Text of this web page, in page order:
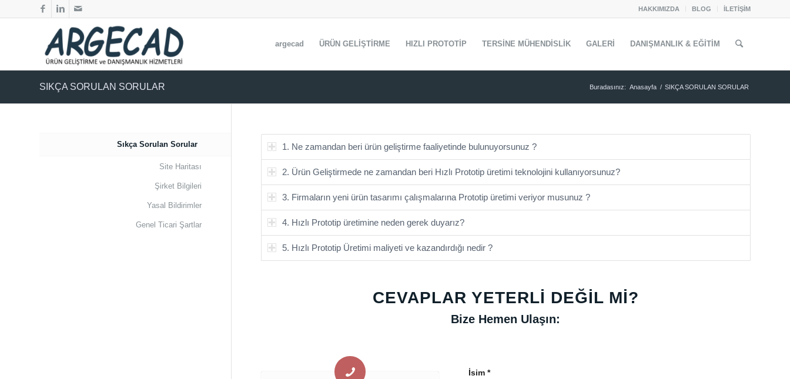
HAKKIMIZDA BLOG İLETİŞİM
argecad ÜRÜN GELİŞTİRME HIZLI PROTOTİP TERSİNE MÜHENDİSLİK GALERİ DANIŞMANLIK & EĞİTİM
SIKÇA SORULAN SORULAR Buradasınız: Anasayfa / SIKÇA SORULAN SORULAR
1. Ne zamandan beri ürün geliştirme faaliyetinde bulunuyorsunuz ?
2. Ürün Geliştirmede ne zamandan beri Hızlı Prototip üretimi teknolojini kullanıyorsunuz?
3. Firmaların yeni ürün tasarımı çalışmalarına Prototip üretimi veriyor musunuz ?
4. Hızlı Prototip üretimine neden gerek duyarız?
5. Hızlı Prototip Üretimi maliyeti ve kazandırdığı nedir ?
CEVAPLAR YETERLI DEĞIL MI?
Bize Hemen Ulaşın:
İsim *
Sıkça Sorulan Sorular
Site Haritası
Şirket Bilgileri
Yasal Bildirimler
Genel Ticari Şartlar